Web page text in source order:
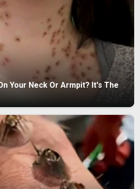
Your Neck Or Armpit? It's The